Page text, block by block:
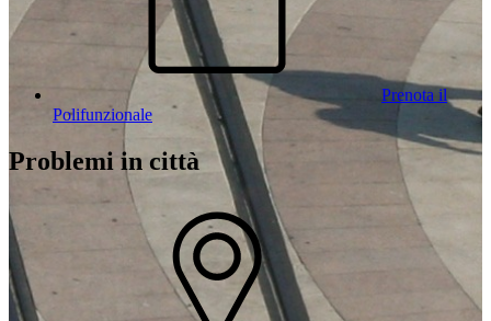
Prenota il
Polifunzionale
Problemi in città